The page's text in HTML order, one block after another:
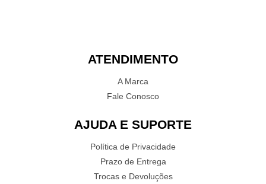
ATENDIMENTO
A Marca
Fale Conosco
AJUDA E SUPORTE
Política de Privacidade
Prazo de Entrega
Trocas e Devoluções